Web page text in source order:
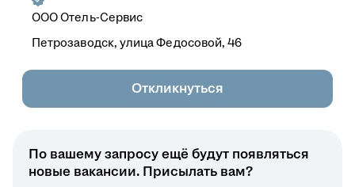
ООООтель-Сервис
Петрозаводск, улица Федосовой, 46
Откликнуться
По вашему запросу ещё будут появляться
новые вакансии. Присылать вам?